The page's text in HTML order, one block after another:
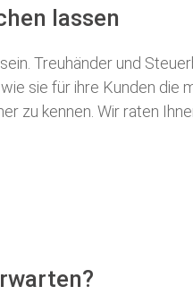
lassen
Treuhänder und
sie für ihre Kunden die
zu kennen. Wir raten